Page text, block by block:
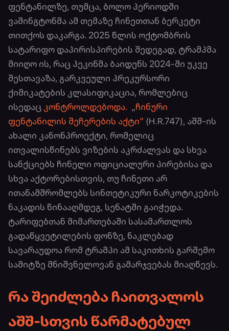
ფენტანილზე, თუმცა, ბოლო პერიოდში
ვაშინგტონმა ამ თემაზე ჩინეთთან ბერკეტი
თითქოს დაკარგა. 2025 წლის ოქტომბრის
სატარიფო დაპირისპირების შედეგად, ტრამპმა
მიიღო ის, რაც პეკინმა ბაიდენს 2024-ში უკვე
შესთავაზა, გარკვეული პრეკურსორი
ქიმიკატების კლასიფიკაცია, რომლებიც
ისედაც კონტროლდებოდა. „ჩინური
ფენტანილის შეჩერების აქტი“ (H.R.747), აშშ-ის
ახალი კანონპროექტი, რომელიც
ითვალისწინებს ვიზების აკრძალვას და სხვა
სანქციებს ჩინელი ოფიციალური პირებისა და
სხვა აქტორებისთვის, თუ ჩინეთი არ
ითანამშრომლებს სინთეტიკური ნარკოტიკების
ნაკადის წინააღმდეგ, სენატში გაიჭედა.
ტარიფებთან მიმართებაში სასამართლოს
გადაწყვეტილების ფონზე, ნაკლებად
სავარაუდოა რომ ტრამპი ამ საკითხის გარშემო
სამიტზე მნიშვნელოვან გამარჯვებას მიაღწევს.
რა შეიძლება ჩაითვალოს
აშშ-სთვის წარმატებულ